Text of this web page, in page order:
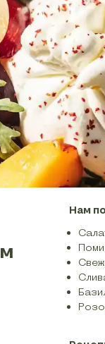
Нам